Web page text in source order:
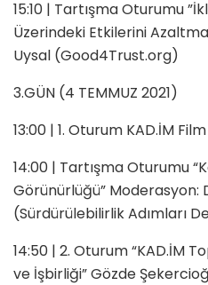
15:10 | Tartışma Oturumu
Üzerindeki Etkilerini
Uysal (Good4Trust.org)
3.GÜN (4 TEMMUZ 2021)
13:00 | 1. Oturum KAD.İM
14:00 | Tartışma Oturumu
Görünürlüğü” Moderasyon:
(Sürdürülebilirlik Adımları
14:50 | 2. Oturum “KAD.İM
ve İşbirliği” Gözde